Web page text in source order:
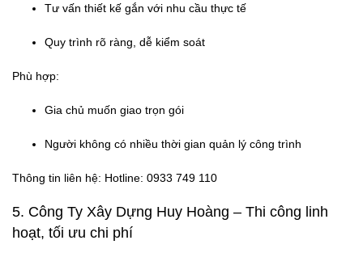
Tư vấn thiết kế gắn với nhu cầu thực tế
Quy trình rõ ràng, dễ kiểm soát
Phù hợp:
Gia chủ muốn giao trọn gói
Người không có nhiều thời gian quản lý công trình
Thông tin liên hệ: Hotline: 0933 749 110
5. Công Ty Xây Dựng Huy Hoàng – Thi công linh
hoạt, tối ưu chi phí